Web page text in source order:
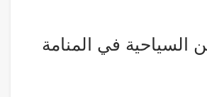
السياحية في المنامة